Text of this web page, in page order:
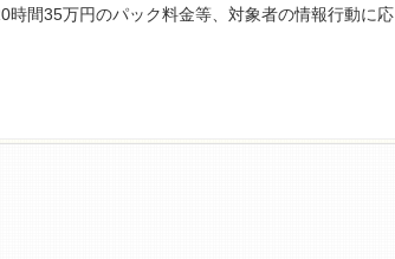
時間35万円のパック料金等、対象者の情報行動に応